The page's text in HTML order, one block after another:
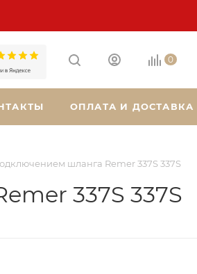
0
ОПЛАТА И ДОСТАВКА
шланга Remer 337S 337S
337S 337S